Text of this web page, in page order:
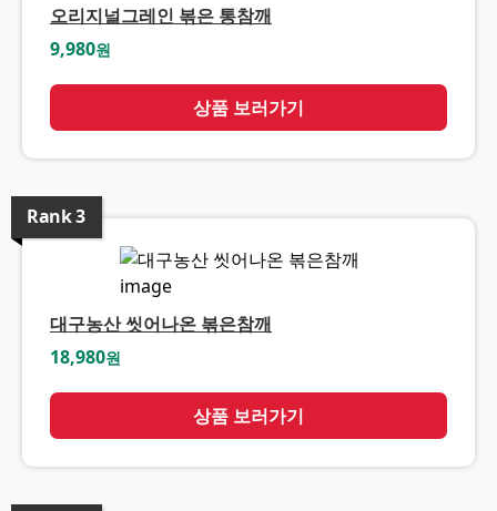
오리지널그레인 볶은 통참깨
9,980원
상품 보러가기
Rank3
대구농산 씻어나온 볶은참깨
18,980원
상품 보러가기